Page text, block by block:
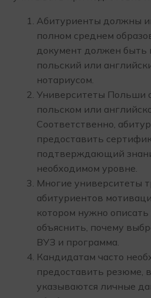
Абитуриенты должны
полном среднем
документ должен быть
польский или
нотариусом.
Университеты Польши
польском или
Соответственно,
предоставить
подтверждающий
необходимом уровне.
Многие университеты
абитуриентов
котором нужно описать
объяснить, почему
ВУЗ и программа.
Кандидатам часто
предоставить резюме,
указываются личные